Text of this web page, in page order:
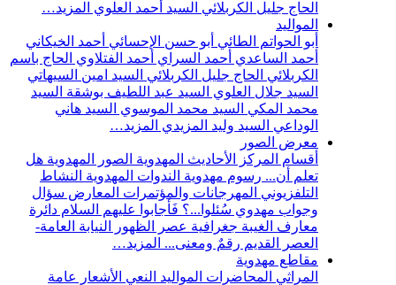
الحاج جليل الكربلائي السيد أحمد العلوي المزيد…
المواليد
أبو الحواتم الطائي أبو حسن الإحسائي أحمد الخيكاني
أحمد الساعدي أحمد السراي أحمد الفتلاوي الحاج باسم
الكربلائي الحاج جليل الكربلائي السيد امين السيهاتي
السيد جلال العلوي السيد عبد اللطيف بوشقة السيد
محمد المكي السيد محمد الموسوي السيد هاني
الوداعي السيد وليد المزيدي المزيد…
معرض الصور
أقسام المركز
الأحاديث المهدوية الصور المهدوية هل
تعلم أن... رسوم مهدوية الندوات المهدوية النشاط
التلفزيوني المهرجانات والمؤتمرات المعارض سؤال
وجواب مهدوي سُئلوا...؟ فَأجابوا عليهم السلام دائرة
معارف الغيبة جغرافية عصر الظهور
النيابة العامة-
العصر القديم رقمٌ ومعنى... المزيد…
مقاطع مهدوية
المراثي المحاضرات المواليد النعي الأشعار
عامة